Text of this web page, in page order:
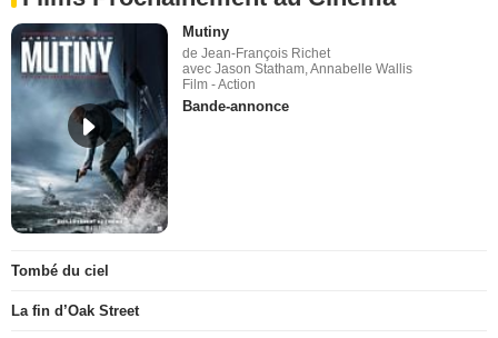
Mutiny
de Jean-François Richet
avec Jason Statham, Annabelle Wallis
Film - Action
Bande-annonce
Tombé du ciel
La fin d’Oak Street